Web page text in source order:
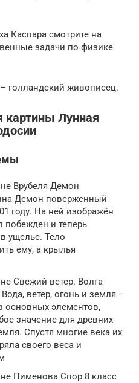
Каспара смотрите на
задачи по физике
голландский живописец.
картины Лунная
Врубеля Демон
Демон поверженный
году. На ней изображён
и теперь
ущелье. Тело
ему, а крылья
Свежий ветер. Волга
ветер, огонь и земля –
основных элементов,
значение для древних
Спустя многие века их
своего веса и
Пименова Спор 8 класс